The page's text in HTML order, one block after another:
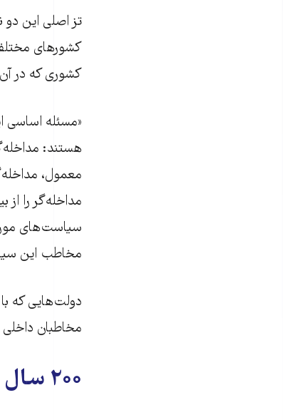
تز اصلی این دو
کشورهای
کشوری که در آن
«مسئله اساسی
هستند:
معمول،
مداخله‌گر را
سیاست‌های
مخاطب این
دولت‌هایی که
مخاطبان
۲۰۰ سال تجربه تغییر رژیم